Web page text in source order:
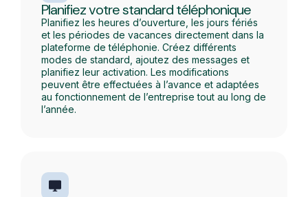
Planifiez votre standard téléphonique
Planifiez les heures d’ouverture, les jours fériés
et les périodes de vacances directement dans la
plateforme de téléphonie. Créez différents
modes de standard, ajoutez des messages et
planifiez leur activation. Les modifications
peuvent être effectuées à l’avance et adaptées
au fonctionnement de l’entreprise tout au long de
l’année.